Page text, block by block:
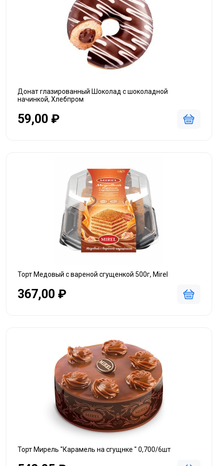
Донат глазированный Шоколад с шоколадной
начинкой, Хлебпром
59,00 ₽
Торт Медовый с вареной сгущенкой 500г, Mirel
367,00 ₽
Торт Мирель "Карамель на сгущнке " 0,700/6шт